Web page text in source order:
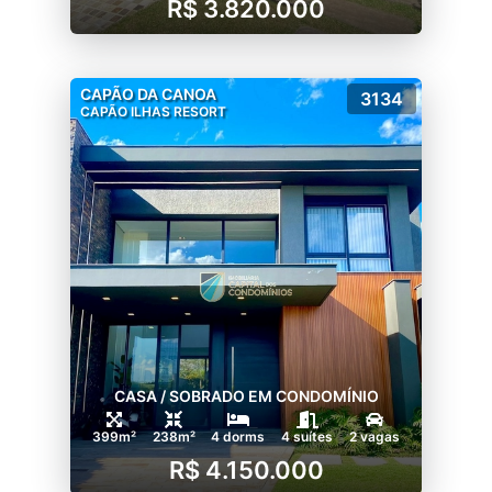
R$ 3.820.000
CAPÃO DA CANOA
CAPÃO ILHAS RESORT
3134
CASA / SOBRADO EM CONDOMÍNIO
399m² 238m² 4 dorms 4 suítes 2 vagas
R$ 4.150.000